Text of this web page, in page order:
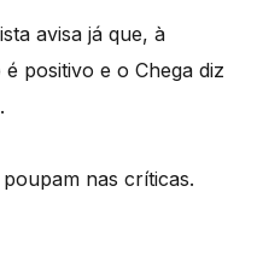
avisa já que, à
positivo e o Chega diz
nas críticas.